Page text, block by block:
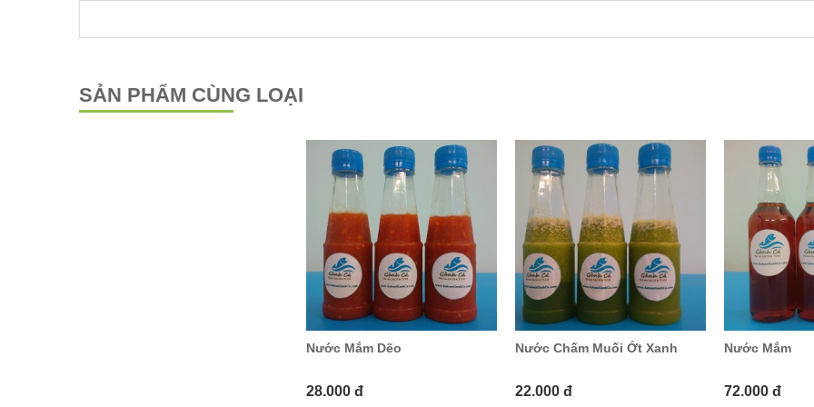
SẢN PHẨM CÙNG LOẠI
Nước Mắm Dẽo
28.000 đ
Nước Chấm Muối Ớt Xanh
22.000 đ
Nước Mắm
72.000 đ